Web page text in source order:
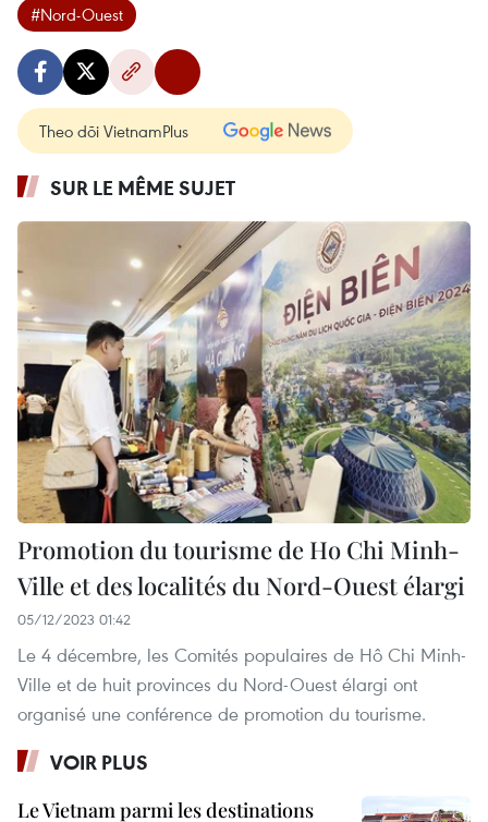
#Nord-Ouest
Theo dõi VietnamPlus
SUR LE MÊME SUJET
Promotion du tourisme de Ho Chi Minh-
Ville et des localités du Nord-Ouest élargi
05/12/2023 01:42
Le 4 décembre, les Comités populaires de Hô Chi Minh-
Ville et de huit provinces du Nord-Ouest élargi ont
organisé une conférence de promotion du tourisme.
VOIR PLUS
Le Vietnam parmi les destinations